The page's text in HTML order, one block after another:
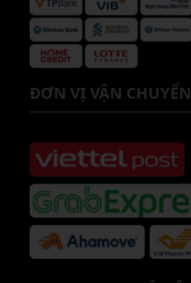
ĐƠN VỊ VẬN CHUYỂN